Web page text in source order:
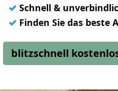
✓ Schnell &
✓ Finden Sie das beste
blitzschnell